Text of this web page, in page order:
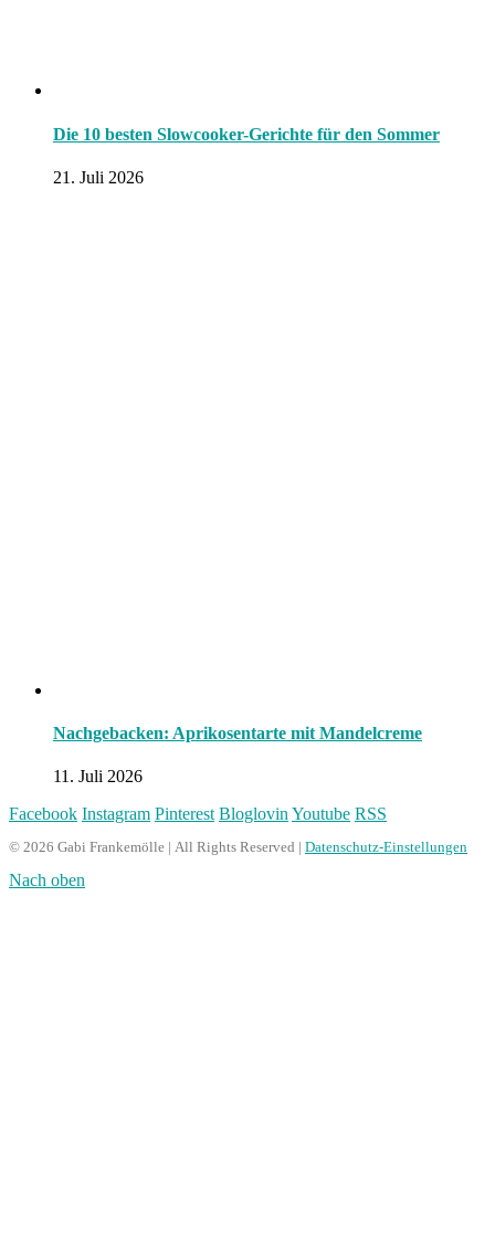
Die 10 besten Slowcooker-Gerichte für den Sommer
21. Juli 2026
Nachgebacken: Aprikosentarte mit Mandelcreme
11. Juli 2026
Facebook Instagram Pinterest BloglovinYoutube RSS
© 2026 Gabi Frankemölle | All Rights Reserved | Datenschutz-Einstellungen
Nach oben